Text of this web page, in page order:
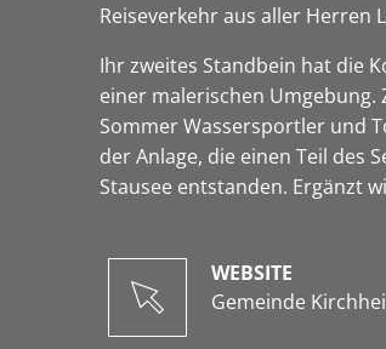
Reiseverkehr aus aller
Ihr zweites Standbein hat die
einer malerischen
Sommer Wassersportler und
der Anlage, die einen Teil des
Stausee entstanden. Ergänzt
WEBSITE
Gemeinde